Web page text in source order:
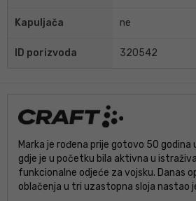
Kapuljača ne
ID porizvoda 320542
Marka je rođena prije gotovo 50 godina
gdje je u početku bila aktivna u
funkcionalne odjeće za vojsku. Danas
oblačenja u tri uzastopna sloja nastao